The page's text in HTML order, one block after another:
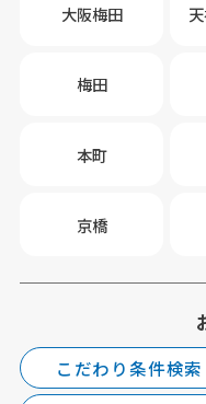
大阪梅田
梅田
本町
京橋
こだわり条件検索